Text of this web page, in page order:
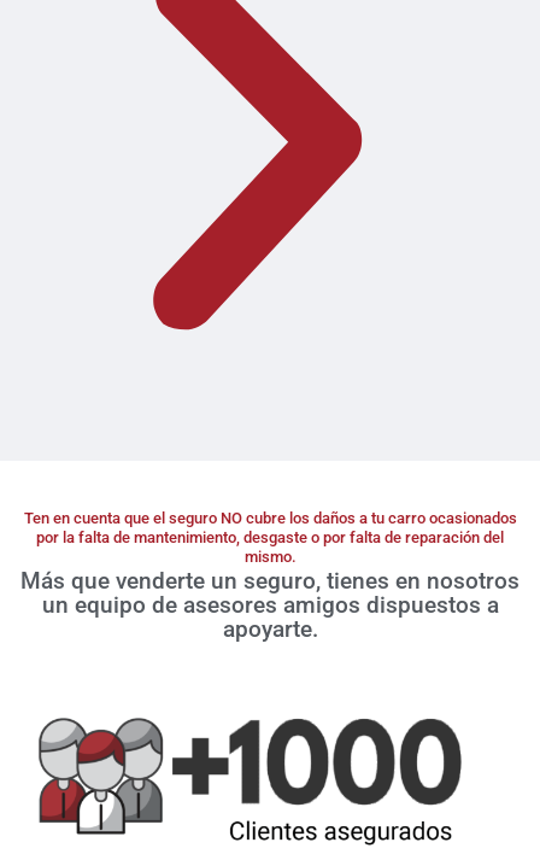
Ten en cuenta que el seguro NO cubre los daños a tu carro ocasionados
por la falta de mantenimiento, desgaste o por falta de reparación del
mismo.
Más que venderte un seguro, tienes en nosotros
un equipo de asesores amigos dispuestos a
apoyarte.